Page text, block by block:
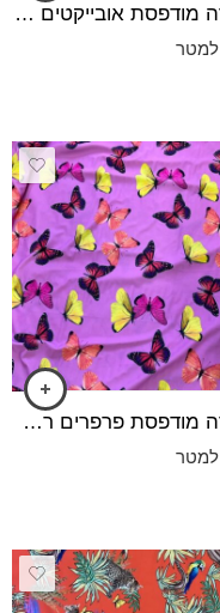
לייקרה מודפסת אובייקטים צבעוניים - רקע שמנת בהיר
למטר
לייקרה מודפסת פרפרים רקע סגול-פוקסייה
למטר